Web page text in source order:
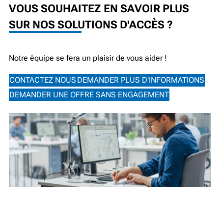
VOUS SOUHAITEZ EN SAVOIR PLUS
SUR NOS SOLUTIONS D'ACCÈS ?
Notre équipe se fera un plaisir de vous aider !
CONTACTEZ NOUS DEMANDER PLUS D'INFORMATIONS
DEMANDER UNE OFFRE SANS ENGAGEMENT